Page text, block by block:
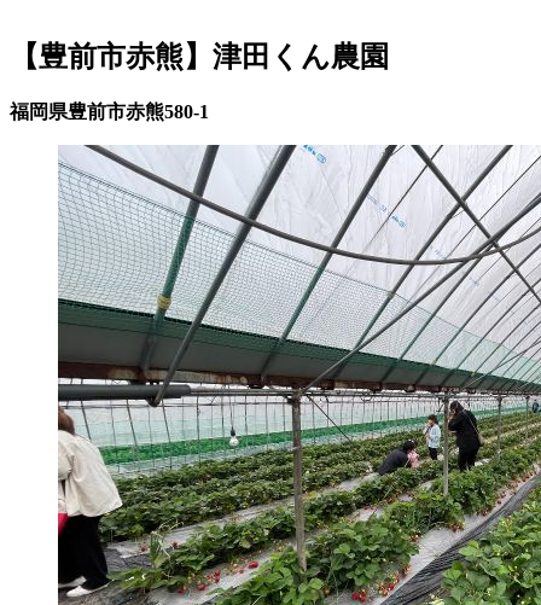
【豊前市赤熊】津田くん農園
福岡県豊前市赤熊580-1